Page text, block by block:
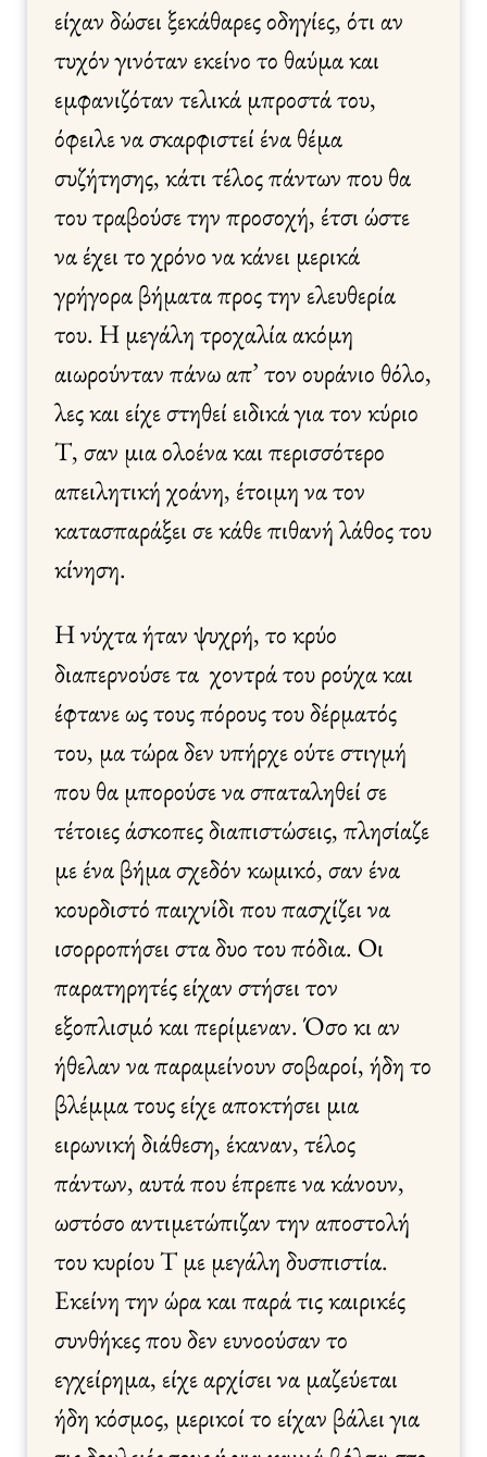
είχαν δώσει ξεκάθαρες οδηγίες, ότι αν
τυχόν γινόταν εκείνο το θαύμα και
εμφανιζόταν τελικά μπροστά του,
όφειλε να σκαρφιστεί ένα θέμα
συζήτησης, κάτι τέλος πάντων που θα
του τραβούσε την προσοχή, έτσι ώστε
να έχει το χρόνο να κάνει μερικά
γρήγορα βήματα προς την ελευθερία
του. Η μεγάλη τροχαλία ακόμη
αιωρούνταν πάνω απ’ τον ουράνιο θόλο,
λες και είχε στηθεί ειδικά για τον κύριο
Τ, σαν μια ολοένα και περισσότερο
απειλητική χοάνη, έτοιμη να τον
κατασπαράξει σε κάθε πιθανή λάθος του
κίνηση.
Η νύχτα ήταν ψυχρή, το κρύο
διαπερνούσε τα χοντρά του ρούχα και
έφτανε ως τους πόρους του δέρματός
του, μα τώρα δεν υπήρχε ούτε στιγμή
που θα μπορούσε να σπαταληθεί σε
τέτοιες άσκοπες διαπιστώσεις, πλησίαζε
με ένα βήμα σχεδόν κωμικό, σαν ένα
κουρδιστό παιχνίδι που πασχίζει να
ισορροπήσει στα δυο του πόδια. Οι
παρατηρητές είχαν στήσει τον
εξοπλισμό και περίμεναν. Όσο κι αν
ήθελαν να παραμείνουν σοβαροί, ήδη το
βλέμμα τους είχε αποκτήσει μια
ειρωνική διάθεση, έκαναν, τέλος
πάντων, αυτά που έπρεπε να κάνουν,
ωστόσο αντιμετώπιζαν την αποστολή
του κυρίου Τ με μεγάλη δυσπιστία.
Εκείνη την ώρα και παρά τις καιρικές
συνθήκες που δεν ευνοούσαν το
εγχείρημα, είχε αρχίσει να μαζεύεται
ήδη κόσμος, μερικοί το είχαν βάλει για